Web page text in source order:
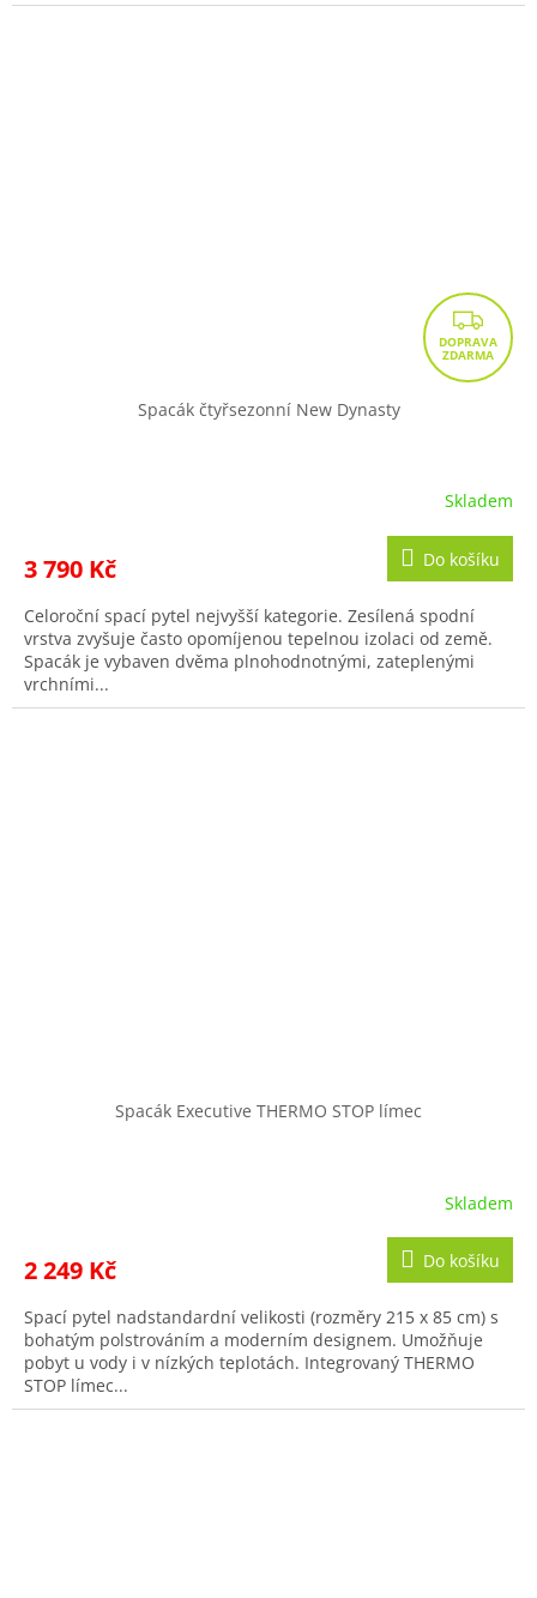
Z
D
A
Spacák čtyřsezonní New Dynasty
Skladem
3 790 Kč Do košíku
Celoroční spací pytel nejvyšší kategorie. Zesílená spodní
vrstva zvyšuje často opomíjenou tepelnou izolaci od země.
Spacák je vybaven dvěma plnohodnotnými, zateplenými
vrchními...
Spacák Executive THERMO STOP límec
Skladem
2 249 Kč Do košíku
Spací pytel nadstandardní velikosti (rozměry 215 x 85 cm) s
bohatým polstrováním a moderním designem. Umožňuje
pobyt u vody i v nízkých teplotách. Integrovaný THERMO
STOP límec...